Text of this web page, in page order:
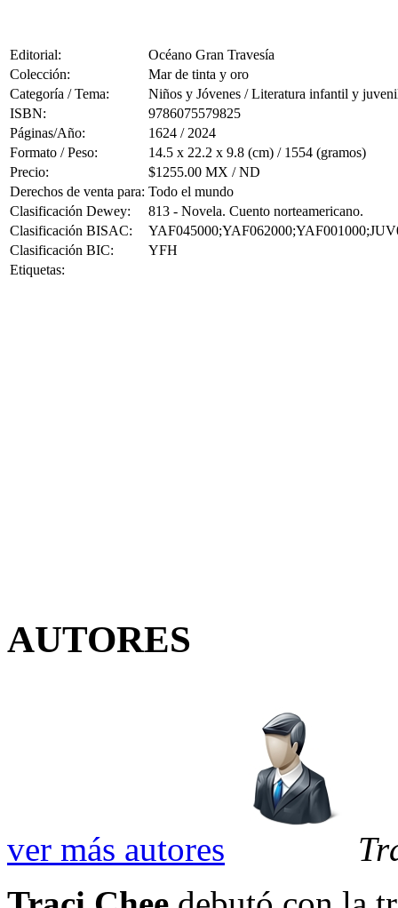
Editorial:
Océano Gran Travesía
Colección:
Mar de tinta y oro
Categoría / Tema:
Niños y Jóvenes / Literatura infantil y
ISBN:
9786075579825
Páginas/Año:
1624 / 2024
Formato / Peso:
14.5 x 22.2 x 9.8 (cm) / 1554 (gramos)
Precio:
$1255.00 MX / ND
Derechos de venta para: Todo el mundo
Clasificación Dewey:
813 - Novela. Cuento norteamericano.
Clasificación BISAC:
Clasificación BIC:
YFH
Etiquetas:
AUTORES
ver más autores